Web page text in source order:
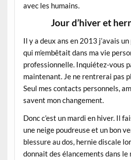
avec les humains.
Jour d’hiver et
Il y a deux ans en 2013 j’avais
qui m’embêtait dans ma vie
professionnelle. Inquiétez-vous
maintenant. Je ne rentrerai pas
Seul mes contacts personnels,
savent mon changement.
Donc c’est un mardi en hiver. Il
une neige poudreuse et un bon
blessure au dos, hernie discale
donnait des élancements dans